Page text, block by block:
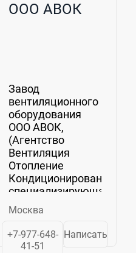
ООО АВОК
Завод
вентиляционного
оборудования
ООО АВОК,
(Агентство
Вентиляция
Отопление
Кондиционирование).
специализирующаяся
на поставках
вентиляционного
оборудования.
Большой склад и
Москва
+7-977-648-
41-51
Написать